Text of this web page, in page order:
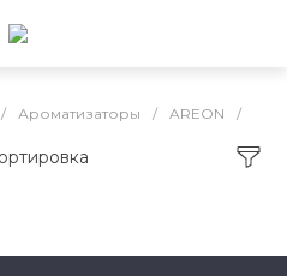
/ Ароматизаторы / AREON
/